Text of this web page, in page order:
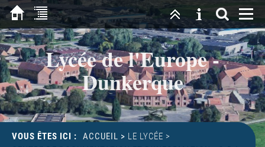
Lycée de l'Europe -
Dunkerque
VOUS ÊTES ICI : ACCUEIL > LE LYCÉE >